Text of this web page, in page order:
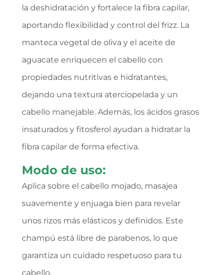
la deshidratación y fortalece la fibra capilar,
aportando flexibilidad y control del frizz. La
manteca vegetal de oliva y el aceite de
aguacate enriquecen el cabello con
propiedades nutritivas e hidratantes,
dejando una textura aterciopelada y un
cabello manejable. Además, los ácidos grasos
insaturados y fitosferol ayudan a hidratar la
fibra capilar de forma efectiva.
Modo de uso:
Aplica sobre el cabello mojado, masajea
suavemente y enjuaga bien para revelar
unos rizos más elásticos y definidos. Este
champú está libre de parabenos, lo que
garantiza un cuidado respetuoso para tu
cabello.